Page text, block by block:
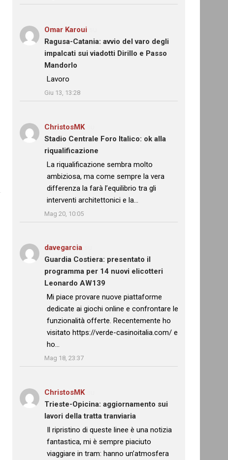
Omar Karoui
Ragusa-Catania: avvio del varo degli
impalcati sui viadotti Dirillo e Passo
Mandorlo
: “Lavoro
Giu 13, 13:28
ChristosMKsu
Stadio Centrale Foro Italico: ok alla
riqualificazione
: “La riqualificazione sembra molto
ambiziosa, ma come sempre la vera
differenza la farà l’equilibrio tra gli
interventi architettonici e la…
Mag 20, 10:05
davegarcia
Guardia Costiera: presentato il
programma per 14 nuovi elicotteri
Leonardo AW139
: “
Mi piace provare nuove piattaforme
dedicate ai giochi online e confrontare le
funzionalità offerte. Recentemente ho
visitato https://verde-casinoitalia.com/ e
ho…
Mag 18, 23:37
ChristosMKsu
Trieste-Opicina: aggiornamento sui
lavori della tratta tranviaria
: “
Il ripristino di queste linee è una notizia
fantastica, mi è sempre piaciuto
viaggiare in tram: hanno un’atmosfera